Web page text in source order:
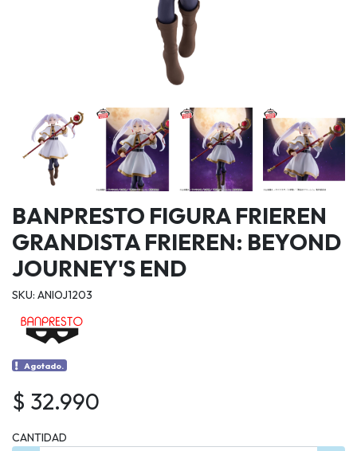
BANPRESTO FIGURA FRIEREN
GRANDISTA FRIEREN: BEYOND
JOURNEY'S END
SKU: ANIOJ1203
Agotado.
$ 32.990
CANTIDAD